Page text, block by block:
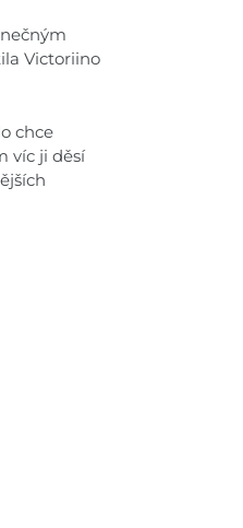
Victoriino
chce
víc ji děsí